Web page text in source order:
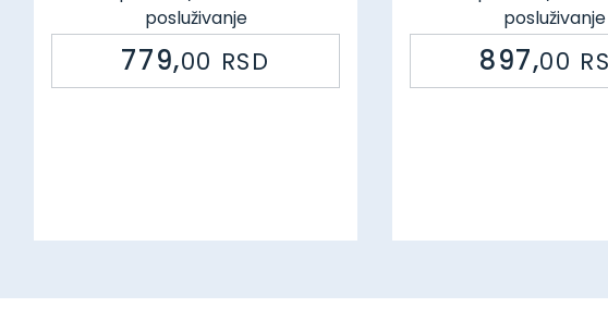
posluživanje
779,00 RSD
posluživanje
897,00